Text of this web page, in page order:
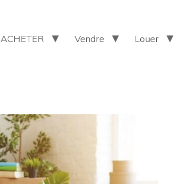
ACHETER Vendre Louer